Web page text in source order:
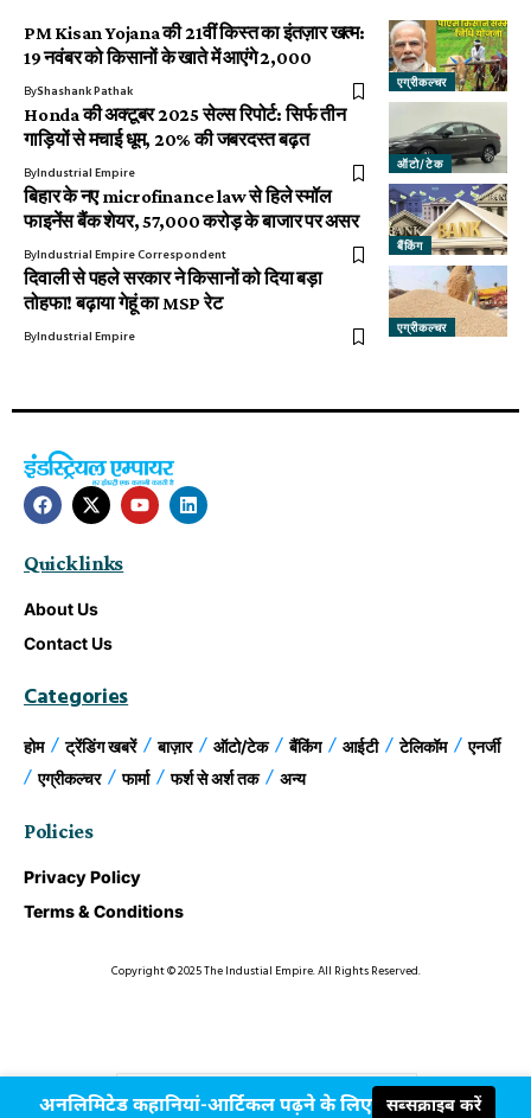
एग्रीकल्चर
PM Kisan Yojana की 21वीं किस्त का इंतज़ार खत्म:
19 नवंबर को किसानों के खाते में आएंगे 2,000
ByShashank Pathak
ऑटो/टेक
Honda की अक्टूबर 2025 सेल्स रिपोर्ट: सिर्फ तीन
गाड़ियों से मचाई धूम, 20% की जबरदस्त बढ़त
ByIndustrial Empire
बैंकिंग
बिहार के नए microfinance law से हिले स्मॉल
फाइनेंस बैंक शेयर, ₹57,000 करोड़ के बाजार पर असर
ByIndustrial Empire Correspondent
एग्रीकल्चर
दिवाली से पहले सरकार ने किसानों को दिया बड़ा
तोहफा! बढ़ाया गेहूं का MSP रेट
ByIndustrial Empire
अनलिमिटेड कहानियां-आर्टिकल पढ़ने के लिए सब्सक्राइब करें
Quick links
About Us
Contact Us
Categories
होम ट्रेंडिंग खबरें बाज़ार ऑटो/टेक बैंकिंग आईटी टेलिकॉम
एनर्जी
एग्रीकल्चर
फार्मा फर्श से अर्श तक अन्य
Policies
Privacy Policy
Terms & Conditions
Copyright © 2025 The Industial Empire. All Rights Reserved.